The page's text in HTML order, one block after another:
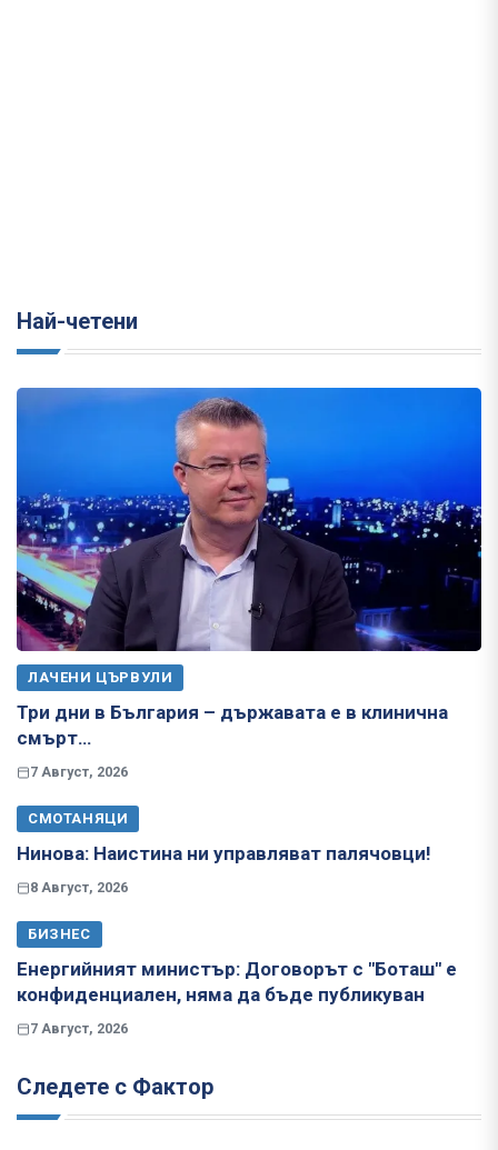
Най-четени
ЛАЧЕНИ ЦЪРВУЛИ
Три дни в България – държавата е в клинична
смърт…
7 Август, 2026
СМОТАНЯЦИ
Нинова: Наистина ни управляват палячовци!
8 Август, 2026
БИЗНЕС
Енергийният министър: Договорът с "Боташ" е
конфиденциален, няма да бъде публикуван
7 Август, 2026
Следете с Фактор